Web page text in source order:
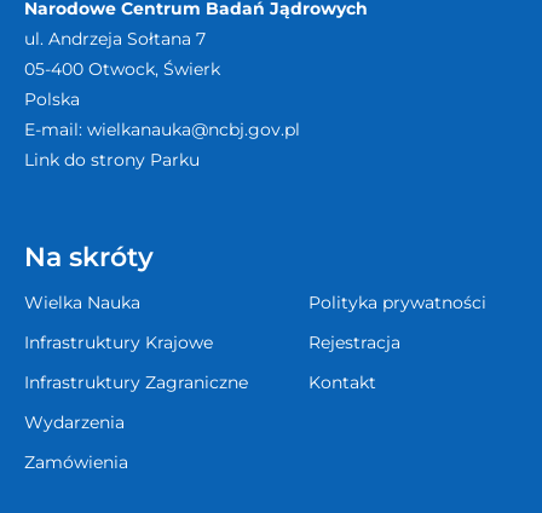
Narodowe Centrum Badań Jądrowych
ul. Andrzeja Sołtana 7
05-400 Otwock, Świerk
Polska
E-mail: wielkanauka@ncbj.gov.pl
Link do strony Parku
Na skróty
Wielka Nauka
Infrastruktury Krajowe
Infrastruktury Zagraniczne
Wydarzenia
Zamówienia
Polityka prywatności
Rejestracja
Kontakt